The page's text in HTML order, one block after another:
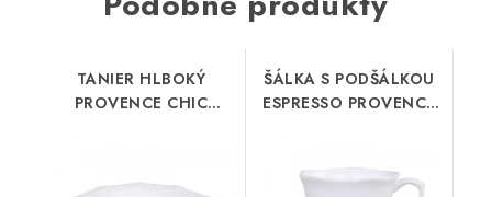
TANIER HLBOKÝ
PROVENCE CHIC
ŠÁLKA S PODŠÁLKOU
ESPRESSO PROVENCE